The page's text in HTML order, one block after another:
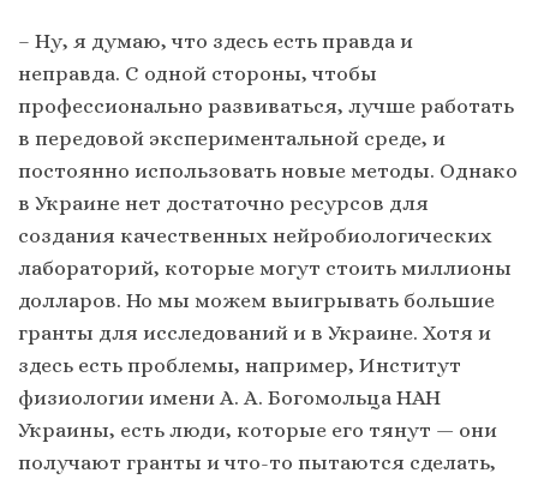
– Ну, я думаю, что здесь есть правда и
неправда. С одной стороны, чтобы
профессионально развиваться, лучше работать
в передовой экспериментальной среде, и
постоянно использовать новые методы. Однако
в Украине нет достаточно ресурсов для
создания качественных нейробиологических
лабораторий, которые могут стоить миллионы
долларов. Но мы можем выигрывать большие
гранты для исследований и в Украине. Хотя и
здесь есть проблемы, например, Институт
физиологии имени А. А. Богомольца НАН
Украины, есть люди, которые его тянут — они
получают гранты и что-то пытаются сделать,